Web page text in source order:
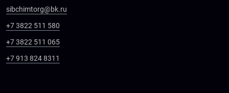
sibchimtorg@bk.ru
+7 3822 511 580
+7 3822 511 065
+7 913 824 8311